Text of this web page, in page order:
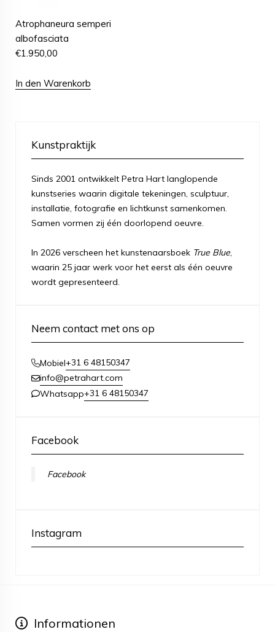
Atrophaneura semperi
albofasciata
€1.950,00
In den Warenkorb
Kunstpraktijk
Sinds 2001 ontwikkelt Petra Hart langlopende
kunstseries waarin digitale tekeningen, sculptuur,
installatie, fotografie en lichtkunst samenkomen.
Samen vormen zij één doorlopend oeuvre.
In 2026 verscheen het kunstenaarsboek True Blue,
waarin 25 jaar werk voor het eerst als één oeuvre
wordt gepresenteerd.
Neem contact met ons op
Mobiel+31 6 48150347
info@petrahart.com
Whatsapp+31 6 48150347
Facebook
Facebook
Instagram
Informationen